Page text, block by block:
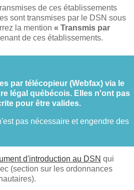
de ces établissements
sont transmises par le DSN sous
la mention « Transmis par
de ces établissements.
par télécopieur (Webfax) via le
légal québécois. Elles n'ont pas
pour être valides.
pas nécessaire et engendre des
d'introduction au DSN qui
(section sur les ordonnances